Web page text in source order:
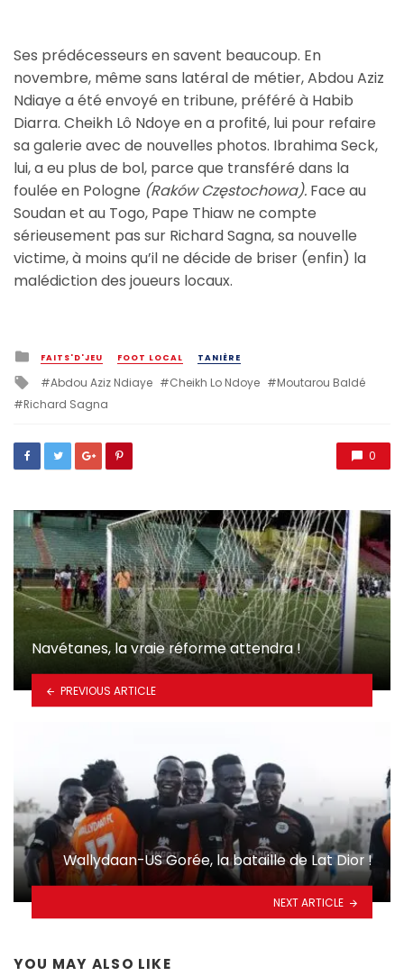
Ses prédécesseurs en savent beaucoup. En
novembre, même sans latéral de métier, Abdou Aziz
Ndiaye a été envoyé en tribune, préféré à Habib
Diarra. Cheikh Lô Ndoye en a profité, lui pour refaire
sa galerie avec de nouvelles photos. Ibrahima Seck,
lui, a eu plus de bol, parce que transféré dans la
foulée en Pologne (Raków Częstochowa). Face au
Soudan et au Togo, Pape Thiaw ne compte
sérieusement pas sur Richard Sagna, sa nouvelle
victime, à moins qu’il ne décide de briser (enfin) la
malédiction des joueurs locaux.
Posted
in
FAITS'D'JEU FOOT LOCAL TANIÈRE
Tagged
with
Abdou Aziz Ndiaye Cheikh Lo Ndoye
Moutarou Baldé
Richard Sagna
0
Navétanes, la vraie réforme attendra !
PREVIOUS ARTICLE
Wallydaan-US Gorée, la bataille de Lat Dior !
NEXT ARTICLE
YOU MAY ALSO LIKE